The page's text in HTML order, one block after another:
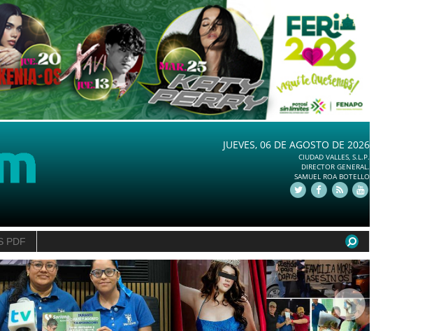
JUEVES, 06 DE AGOSTO DE 2026
CIUDAD VALLES, S.L.P.
DIRECTOR GENERAL.
SAMUEL ROA BOTELLO
PDF